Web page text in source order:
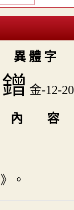
異 體 字
鏳 金-12-20
內 容
。